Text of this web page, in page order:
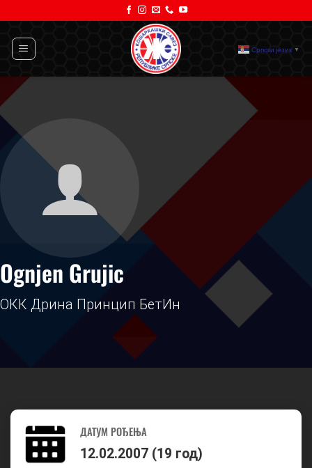
садржај
Српски језик ▼
Ognjen Grujic
ОКК Дрина Принцип БетИн
ДАТУМ РОЂЕЊА
12.02.2007 (19 год)